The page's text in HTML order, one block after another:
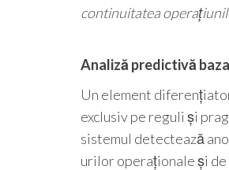
continuitatea
Analiză predictivă
Un element
exclusiv pe reguli și
sistemul detectează
urilor operaționale și